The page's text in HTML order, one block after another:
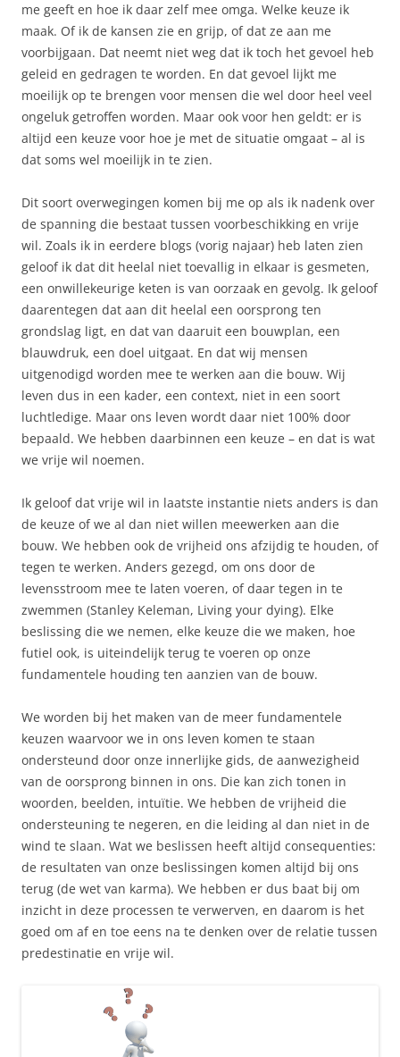
me geeft en hoe ik daar zelf mee omga. Welke keuze ik
maak. Of ik de kansen zie en grijp, of dat ze aan me
voorbijgaan. Dat neemt niet weg dat ik toch het gevoel heb
geleid en gedragen te worden. En dat gevoel lijkt me
moeilijk op te brengen voor mensen die wel door heel veel
ongeluk getroffen worden. Maar ook voor hen geldt: er is
altijd een keuze voor hoe je met de situatie omgaat – al is
dat soms wel moeilijk in te zien.
Dit soort overwegingen komen bij me op als ik nadenk over
de spanning die bestaat tussen voorbeschikking en vrije
wil. Zoals ik in eerdere blogs (vorig najaar) heb laten zien
geloof ik dat dit heelal niet toevallig in elkaar is gesmeten,
een onwillekeurige keten is van oorzaak en gevolg. Ik geloof
daarentegen dat aan dit heelal een oorsprong ten
grondslag ligt, en dat van daaruit een bouwplan, een
blauwdruk, een doel uitgaat. En dat wij mensen
uitgenodigd worden mee te werken aan die bouw. Wij
leven dus in een kader, een context, niet in een soort
luchtledige. Maar ons leven wordt daar niet 100% door
bepaald. We hebben daarbinnen een keuze – en dat is wat
we vrije wil noemen.
Ik geloof dat vrije wil in laatste instantie niets anders is dan
de keuze of we al dan niet willen meewerken aan die
bouw. We hebben ook de vrijheid ons afzijdig te houden, of
tegen te werken. Anders gezegd, om ons door de
levensstroom mee te laten voeren, of daar tegen in te
zwemmen (Stanley Keleman, Living your dying). Elke
beslissing die we nemen, elke keuze die we maken, hoe
futiel ook, is uiteindelijk terug te voeren op onze
fundamentele houding ten aanzien van de bouw.
We worden bij het maken van de meer fundamentele
keuzen waarvoor we in ons leven komen te staan
ondersteund door onze innerlijke gids, de aanwezigheid
van de oorsprong binnen in ons. Die kan zich tonen in
woorden, beelden, intuïtie. We hebben de vrijheid die
ondersteuning te negeren, en die leiding al dan niet in de
wind te slaan. Wat we beslissen heeft altijd consequenties:
de resultaten van onze beslissingen komen altijd bij ons
terug (de wet van karma). We hebben er dus baat bij om
inzicht in deze processen te verwerven, en daarom is het
goed om af en toe eens na te denken over de relatie tussen
predestinatie en vrije wil.